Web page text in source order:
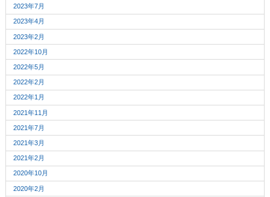
2023年7月
2023年4月
2023年2月
2022年10月
2022年5月
2022年2月
2022年1月
2021年11月
2021年7月
2021年3月
2021年2月
2020年10月
2020年2月